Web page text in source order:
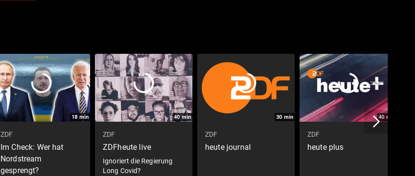
18 min
ZDF
Im Check: Wer hat
Nordstream
gesprengt?
40min
ZDF
ZDFheute live
Ignoriert die Regierung
Long Covid?
30 min
ZDF
heute journal
40 min
ZDF
heute plus